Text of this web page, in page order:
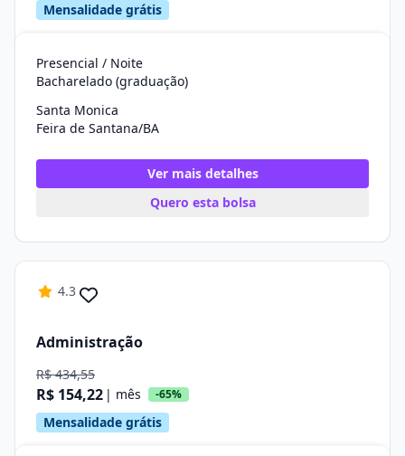
Mensalidade grátis
Presencial / Noite
Bacharelado (graduação)
Santa Monica
Feira de Santana/BA
Ver mais detalhes
Quero esta bolsa
4.3
Administração
R$ 434,55
R$ 154,22 | mês -65%
Mensalidade grátis